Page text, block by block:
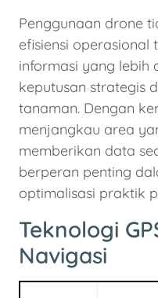
Penggunaan drone
efisiensi
informasi yang lebih
keputusan strategis
tanaman. Dengan
menjangkau area
memberikan data
berperan penting
optimalisasi praktik
Teknologi
Navigasi